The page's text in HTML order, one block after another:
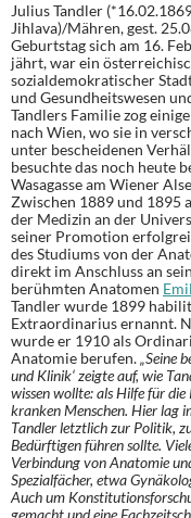
Julius Tandler
Jihlava)/Mähren, gest.
Geburtstag sich am 16.
jährt, war ein
sozialdemokratischer
und Gesundheitswesen
Tandlers Familie zog
nach Wien, wo sie in
unter bescheidenen
besuchte das noch heute
Wasagasse am Wiener
Zwischen 1889 und 1895
der Medizin an der
seiner Promotion
des Studiums von der
direkt im Anschluss an
berühmten Anatomen
Tandler wurde 1899
Extraordinarius ernannt.
wurde er 1910 als
Anatomie berufen.„Seine
und Klinik‘ zeigte auf, wie
wissen wollte: als Hilfe für
kranken Menschen. Hier lag
Tandler letztlich zur Politik,
Bedürftigen führen sollte.
Verbindung von Anatomie
Spezialfächer, etwa
Auch um
gemacht und eine